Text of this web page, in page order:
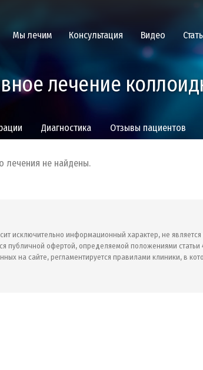
Мы лечим Консультация Видео
лечение
Диагностика Отзывы пациентов
лечения не найдены.
исключительно информационный характер, не
публичной офертой, определяемой положениями
на сайте, регламентируется правилами клиники, в